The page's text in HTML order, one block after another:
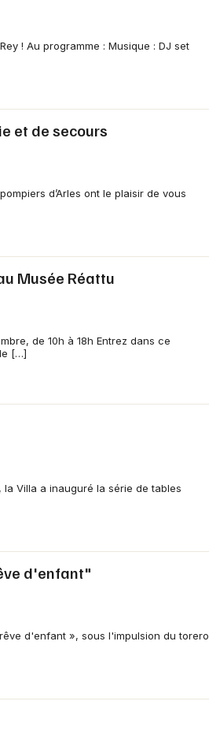
! Au programme : Musique : DJ set
et de secours
d’Arles ont le plaisir de vous
Musée Réattu
de 10h à 18h Entrez dans ce
[…]
Villa a inauguré la série de tables
d'enfant"
d'enfant », sous l'impulsion du torero